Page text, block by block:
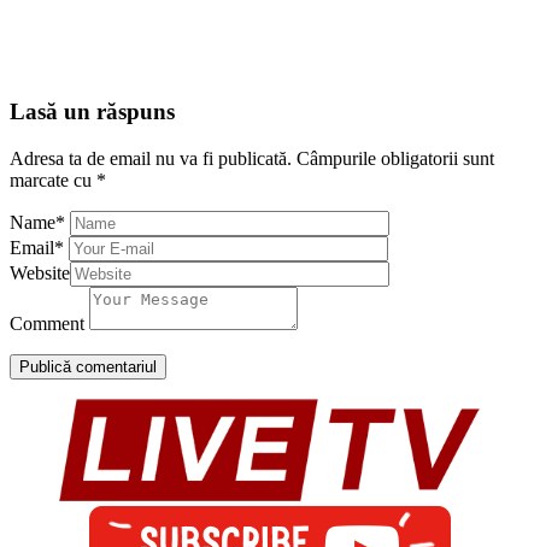
Lasă un răspuns
Adresa ta de email nu va fi publicată. Câmpurile obligatorii sunt
marcate cu *
Name*
Email*
Website
Comment